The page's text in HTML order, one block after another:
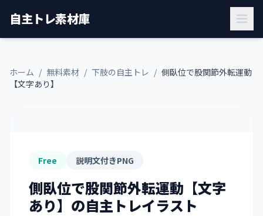
自主トレ素材庫
ホーム / 無料素材 / 下肢の自主トレ / 側臥位で股関節外転運動
【文字あり】
Free 説明文付きPNG
側臥位で股関節外転運動【文字
あり】 の自主トレイラスト